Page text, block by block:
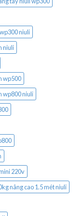
niuli
niuli
wp500
wp800 niuli
220v
nâng cao 1.5 mét niuli